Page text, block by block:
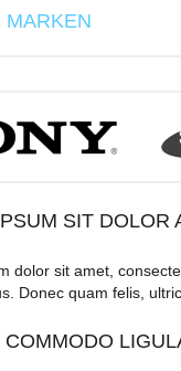
MARKEN
SIT DOLOR
dolor sit amet,
Donec quam felis,